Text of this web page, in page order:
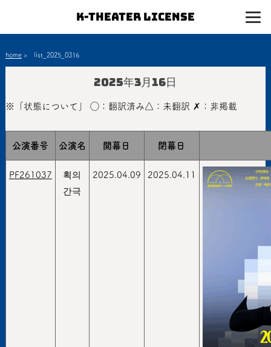
K-Theater License
home> list_2025_0316
2025年3月16日
※「状態について」 ◯：翻訳済み△：未翻訳 ✗：非掲載
公演番号 公演名 開幕日 閉幕日
PF261037
획의
간극
2025.04.09 2025.04.11